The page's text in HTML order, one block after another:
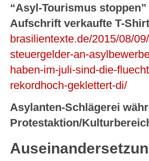
“Asyl-Tourismus
Aufschrift verkaufte T-
brasilientexte.de/2015/08/
steuergelder-an-
haben-im-juli-sind-die-
rekordhoch-geklettert-di/
Asylanten-Schlägerei
Protestaktion/